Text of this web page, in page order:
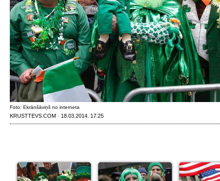
Foto: Ekrānšāviņš no interneta
KRUSTTEVS.COM · 18.03.2014. 17:25